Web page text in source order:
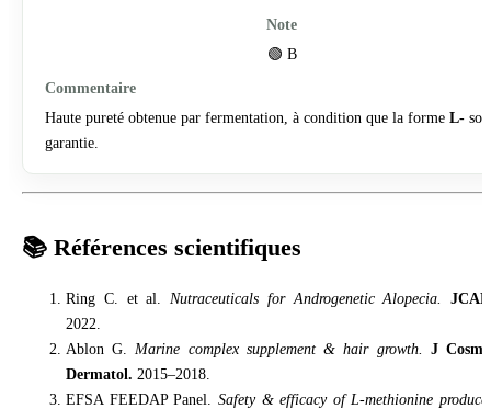
🟢 B
Haute pureté obtenue par fermentation, à condition que la forme L- soit
garantie.
📚 Références scientifiques
Ring C. et al. Nutraceuticals for Androgenetic Alopecia.
2022.
Ablon G. Marine complex supplement & hair growth.
J
Dermatol. 2015–2018.
EFSA FEEDAP Panel. Safety & efficacy of L-methionine